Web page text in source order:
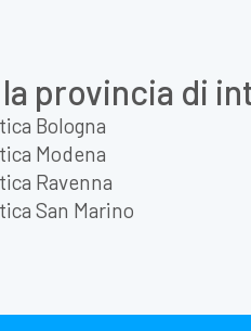
provincia di
Bologna
Modena
Ravenna
San Marino